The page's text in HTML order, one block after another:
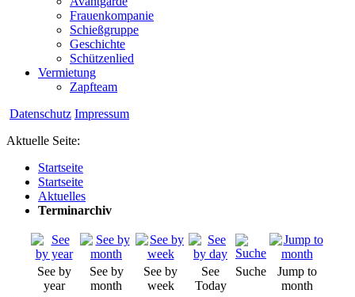
Frauenkompanie
Schießgruppe
Geschichte
Schützenlied
Vermietung
Zapfteam
Datenschutz Impressum
Aktuelle Seite:
Startseite
Startseite
Aktuelles
Terminarchiv
See by
year
See by
month
See by
week
See
Today
Suche
Jump to
month